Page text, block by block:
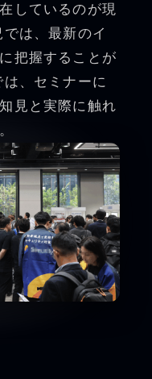
しているのが現
は、最新のイ
把握することが
、セミナーに
見と実際に触れ